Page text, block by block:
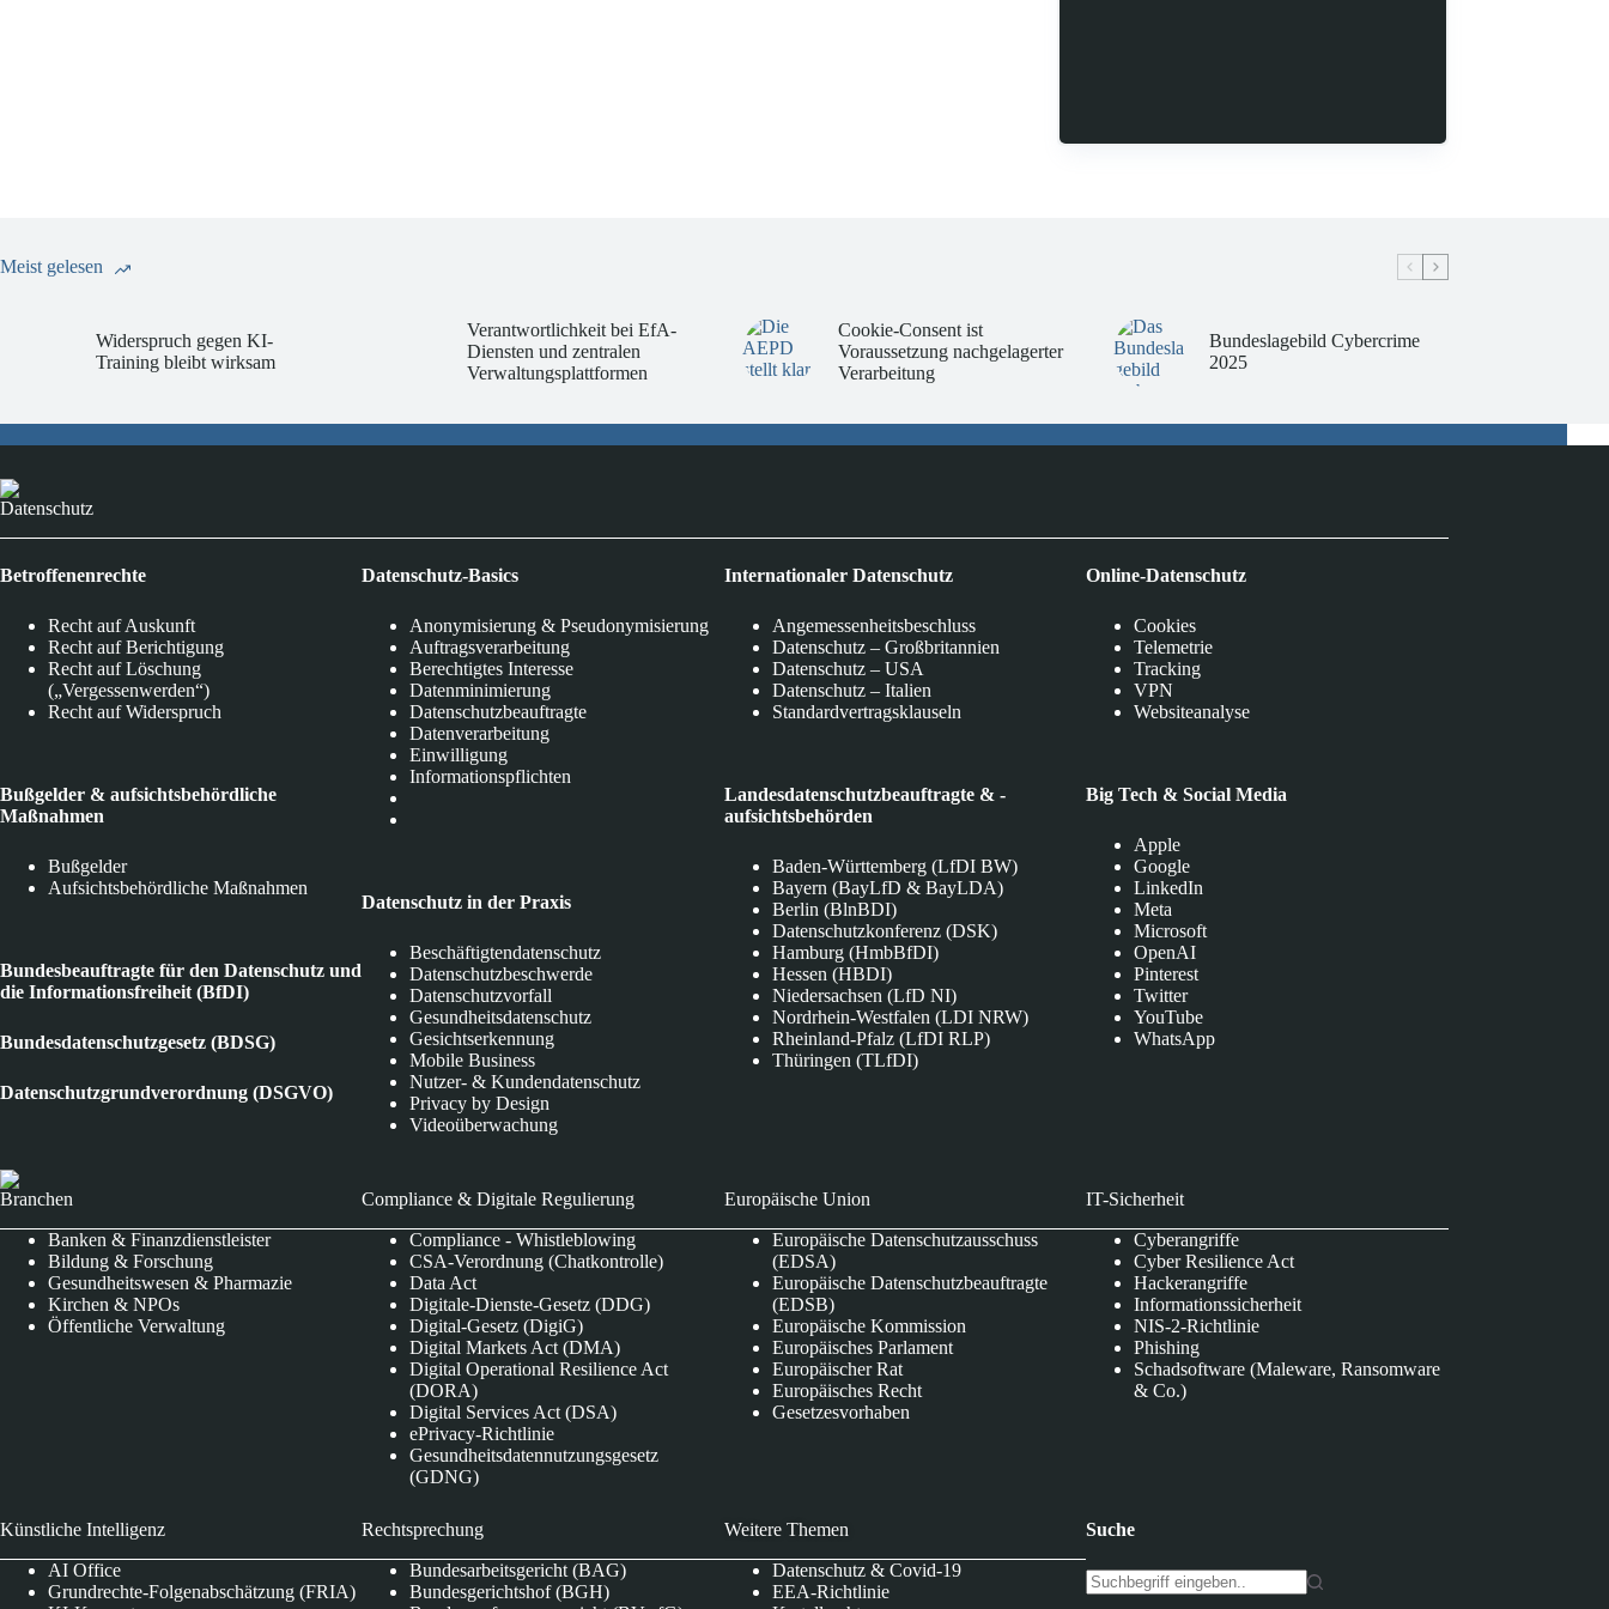
Meist gelesen
Widerspruch gegen KI-
Training bleibt wirksam
Verantwortlichkeit bei EfA-
Diensten und zentralen
Verwaltungsplattformen
Cookie-Consent ist
Voraussetzung nachgelagerter
Verarbeitung
Bundeslagebild Cybercrime
2025
Datenschutz
Betroffenenrechte
Recht auf Auskunft
Recht auf Berichtigung
Recht auf Löschung
(„Vergessenwerden“)
Recht auf Widerspruch
Bußgelder & aufsichtsbehördliche
Maßnahmen
Bußgelder
Aufsichtsbehördliche Maßnahmen
Bundesbeauftragte für den Datenschutz und
die Informationsfreiheit (BfDI)
Bundesdatenschutzgesetz (BDSG)
Datenschutzgrundverordnung (DSGVO)
Datenschutz-Basics
Anonymisierung & Pseudonymisierung
Auftragsverarbeitung
Berechtigtes Interesse
Datenminimierung
Datenschutzbeauftragte
Datenverarbeitung
Einwilligung
Informationspflichten
Datenschutz in der Praxis
Beschäftigtendatenschutz
Datenschutzbeschwerde
Datenschutzvorfall
Gesundheitsdatenschutz
Gesichtserkennung
Mobile Business
Nutzer- & Kundendatenschutz
Privacy by Design
Videoüberwachung
Internationaler Datenschutz
Angemessenheitsbeschluss
Datenschutz – Großbritannien
Datenschutz – USA
Datenschutz – Italien
Standardvertragsklauseln
Landesdatenschutzbeauftragte & -
aufsichtsbehörden
Baden-Württemberg (LfDI BW)
Bayern (BayLfD & BayLDA)
Berlin (BlnBDI)
Datenschutzkonferenz (DSK)
Hamburg (HmbBfDI)
Hessen (HBDI)
Niedersachsen (LfD NI)
Nordrhein-Westfalen (LDI NRW)
Rheinland-Pfalz (LfDI RLP)
Thüringen (TLfDI)
Online-Datenschutz
Cookies
Telemetrie
Tracking
VPN
Websiteanalyse
Big Tech & Social Media
Apple
Google
LinkedIn
Meta
Microsoft
OpenAI
Pinterest
Twitter
YouTube
WhatsApp
Branchen
Banken & Finanzdienstleister
Bildung & Forschung
Gesundheitswesen & Pharmazie
Kirchen & NPOs
Öffentliche Verwaltung
Compliance & Digitale Regulierung
Compliance - Whistleblowing
CSA-Verordnung (Chatkontrolle)
Data Act
Digitale-Dienste-Gesetz (DDG)
Digital-Gesetz (DigiG)
Digital Markets Act (DMA)
Digital Operational Resilience Act
(DORA)
Digital Services Act (DSA)
ePrivacy-Richtlinie
Gesundheitsdatennutzungsgesetz
(GDNG)
Europäische Union
Europäische Datenschutzausschuss
(EDSA)
Europäische Datenschutzbeauftragte
(EDSB)
Europäische Kommission
Europäisches Parlament
Europäischer Rat
Europäisches Recht
Gesetzesvorhaben
IT-Sicherheit
Cyberangriffe
Cyber Resilience Act
Hackerangriffe
Informationssicherheit
NIS-2-Richtlinie
Phishing
Schadsoftware (Maleware, Ransomware
& Co.)
Künstliche Intelligenz
AI Office
Grundrechte-Folgenabschätzung (FRIA)
Rechtsprechung
Bundesarbeitsgericht (BAG)
Bundesgerichtshof (BGH)
Weitere Themen
Datenschutz & Covid-19
EEA-Richtlinie
Suche